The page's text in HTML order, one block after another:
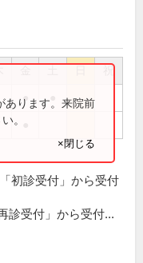
祝
●
あります。来院前
。
×閉じる
初診受付」から受付
診受付」から受付...